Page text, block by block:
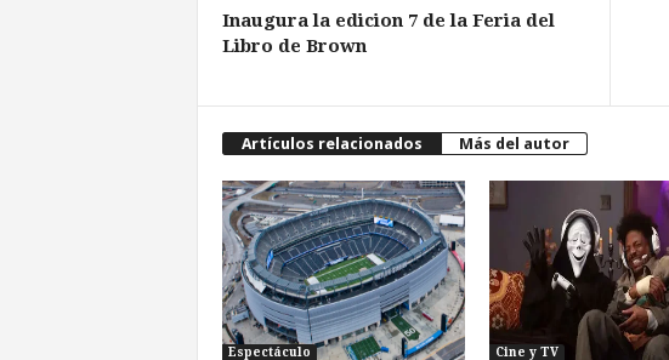
Inaugura la edicion 7 de la Feria del
Libro de Brown
Artículos relacionados Más del autor
Espectáculo Cine y TV